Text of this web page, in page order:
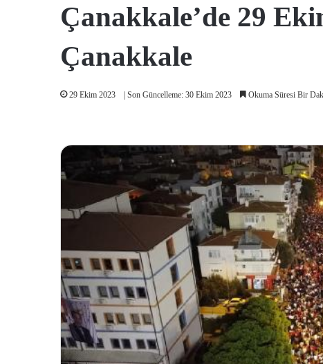
Çanakkale’de 29
Çanakkale
29 Ekim 2023 | Son Güncelleme: 30 Ekim 2023 Okuma Süresi Bir